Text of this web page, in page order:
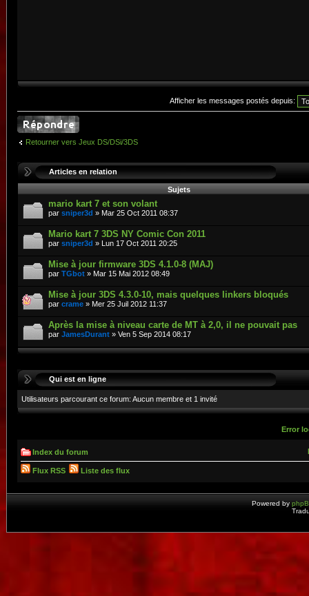
Afficher les messages postés depuis:
Retourner vers Jeux DS/DSi/3DS
Articles en relation
Sujets
mario kart 7 et son volant
par sniper3d » Mar 25 Oct 2011 08:37
Mario kart 7 3DS NY Comic Con 2011
par sniper3d » Lun 17 Oct 2011 20:25
Mise à jour firmware 3DS 4.1.0-8 (MAJ)
par TGbot » Mar 15 Mai 2012 08:49
Mise à jour 3DS 4.3.0-10, mais quelques linkers bloqués
par crame » Mer 25 Juil 2012 11:37
Après la mise à niveau carte de MT à 2,0, il ne pouvait pas
par JamesDurant » Ven 5 Sep 2014 08:17
Qui est en ligne
Utilisateurs parcourant ce forum: Aucun membre et 1 invité
Error
Index du forum
Flux RSS Liste des flux
Powered by